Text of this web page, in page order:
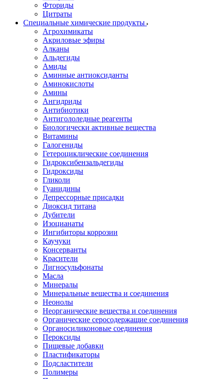
Фториды
Цитраты
Специальные химические продукты
Агрохимикаты
Акриловые эфиры
Алканы
Альдегиды
Амиды
Аминные антиоксиданты
Аминокислоты
Амины
Ангидриды
Антибиотики
Антигололедные реагенты
Биологически активные вещества
Витамины
Галогениды
Гетероциклические соединения
Гидроксибензальдегиды
Гидроксиды
Гликоли
Гуанидины
Депрессорные присадки
Диоксид титана
Дубители
Изоцианаты
Ингибиторы коррозии
Каучуки
Консерванты
Красители
Лигносульфонаты
Масла
Минералы
Минеральные вещества и соединения
Неонолы
Неорганические вещества и соединения
Органические серосодержащие соединения
Органосиликоновые соединения
Пероксиды
Пищевые добавки
Пластификаторы
Подсластители
Полимеры